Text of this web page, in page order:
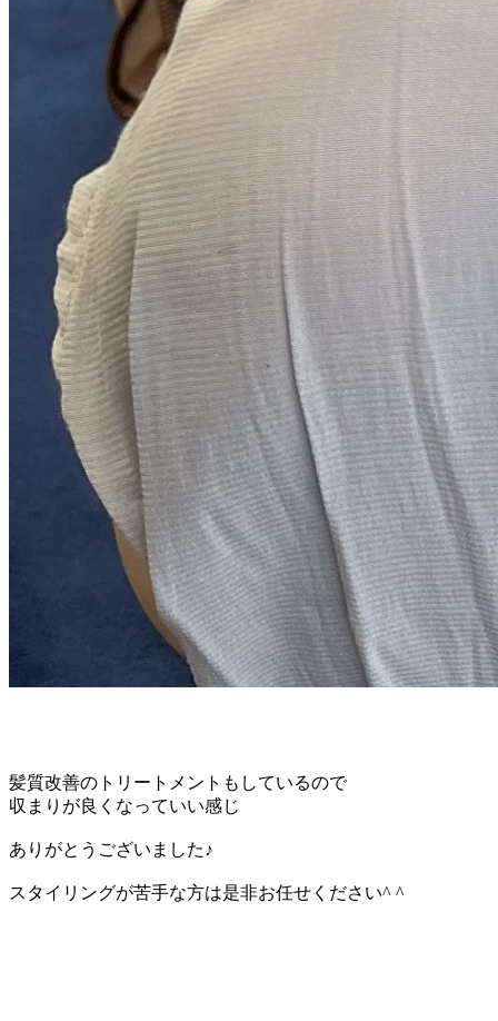
髪質改善のトリートメントもしているので
収まりが良くなっていい感じ
ありがとうございました♪
スタイリングが苦手な方は是非お任せください^ ^